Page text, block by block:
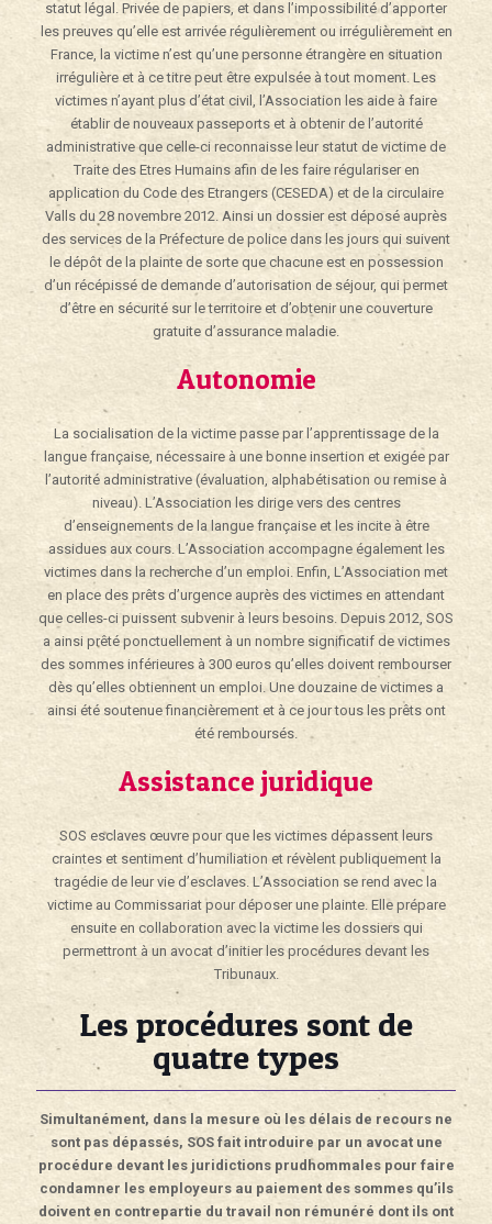
statut légal. Privée de papiers, et dans l’impossibilité d’apporter
les preuves qu’elle est arrivée régulièrement ou irrégulièrement en
France, la victime n’est qu’une personne étrangère en situation
irrégulière et à ce titre peut être expulsée à tout moment. Les
victimes n’ayant plus d’état civil, l’Association les aide à faire
établir de nouveaux passeports et à obtenir de l’autorité
administrative que celle-ci reconnaisse leur statut de victime de
Traite des Etres Humains afin de les faire régulariser en
application du Code des Etrangers (CESEDA) et de la circulaire
Valls du 28 novembre 2012. Ainsi un dossier est déposé auprès
des services de la Préfecture de police dans les jours qui suivent
le dépôt de la plainte de sorte que chacune est en possession
d’un récépissé de demande d’autorisation de séjour, qui permet
d’être en sécurité sur le territoire et d’obtenir une couverture
gratuite d’assurance maladie.
Autonomie
La socialisation de la victime passe par l’apprentissage de la
langue française, nécessaire à une bonne insertion et exigée par
l’autorité administrative (évaluation, alphabétisation ou remise à
niveau). L’Association les dirige vers des centres
d’enseignements de la langue française et les incite à être
assidues aux cours. L’Association accompagne également les
victimes dans la recherche d’un emploi. Enfin, L’Association met
en place des prêts d’urgence auprès des victimes en attendant
que celles-ci puissent subvenir à leurs besoins. Depuis 2012, SOS
a ainsi prêté ponctuellement à un nombre significatif de victimes
des sommes inférieures à 300 euros qu’elles doivent rembourser
dès qu’elles obtiennent un emploi. Une douzaine de victimes a
ainsi été soutenue financièrement et à ce jour tous les prêts ont
été remboursés.
Assistance juridique
SOS esclaves œuvre pour que les victimes dépassent leurs
craintes et sentiment d’humiliation et révèlent publiquement la
tragédie de leur vie d’esclaves. L’Association se rend avec la
victime au Commissariat pour déposer une plainte. Elle prépare
ensuite en collaboration avec la victime les dossiers qui
permettront à un avocat d’initier les procédures devant les
Tribunaux.
Les procédures sont de
quatre types
Simultanément, dans la mesure où les délais de recours ne
sont pas dépassés, SOS fait introduire par un avocat une
procédure devant les juridictions prudhommales pour faire
condamner les employeurs au paiement des sommes qu’ils
doivent en contrepartie du travail non rémunéré dont ils ont